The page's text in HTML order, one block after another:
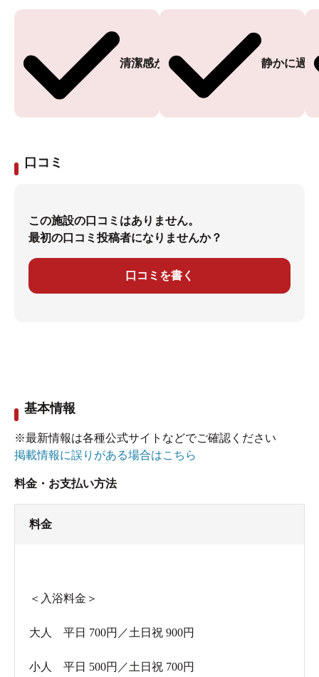
清潔感がある 静かに過
口コミ
この施設の口コミはありません。
最初の口コミ投稿者になりませんか？
口コミを書く
基本情報
※最新情報は各種公式サイトなどでご確認ください
掲載情報に誤りがある場合はこちら
料金・お支払い方法
料金
＜入浴料金＞
大人 平日 700円／土日祝 900円
小人 平日 500円／土日祝 700円